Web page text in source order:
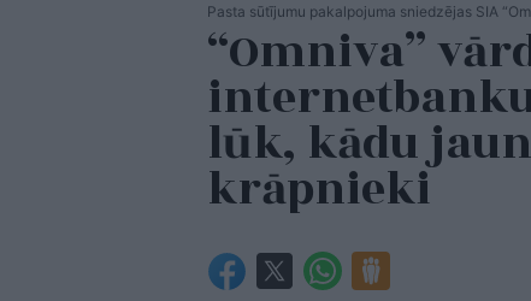
Pasta sūtījumu pakalpojuma sniedzējas SIA
“Omniva”
lūk, kādu
krāpnieki